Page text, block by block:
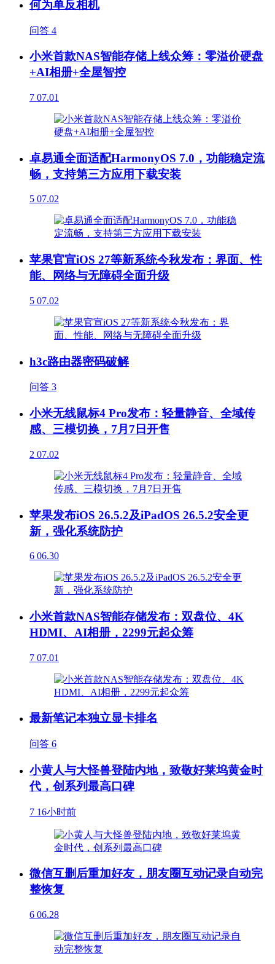
何为单反相机
问答 4
小米首款NAS智能存储上线众筹：零溢价硬盘
+AI相册+全屋智控
7 07.01
卓易通全面适配HarmonyOS 7.0，功能稳定流
畅，支持第三方应用下载安装
5 07.02
苹果官宣iOS 27等新系统今秋发布：界面、性
能、网络与无障碍全面升级
5 07.02
h3c路由器密码破解
问答 3
小米无线鼠标4 Pro发布：轻量静音、全域传
感、三模切换，7月7日开售
2 07.02
苹果发布iOS 26.5.2及iPadOS 26.5.2安全更
新，强化系统防护
6 06.30
小米首款NAS智能存储发布：双盘位、4K
HDMI、AI相册，2299元起众筹
7 07.01
最新笔记本独立显卡排名
问答 6
小黄人与大怪兽登陆内地，致敬好莱坞黄金时
代，创系列最高口碑
7 16小时前
微信互删后重加好友，朋友圈互动记录自动完
整恢复
6 06.28